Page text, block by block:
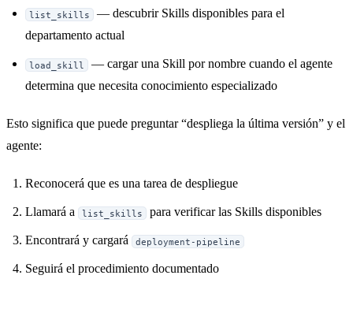
list_skills
— descubrir Skills disponibles para el
departamento actual
load_skill
— cargar una Skill por nombre cuando el agente
determina que necesita conocimiento especializado
Esto significa que puede preguntar “despliega la última versión” y el
agente:
Reconocerá que es una tarea de despliegue
Llamará a list_skills para verificar las Skills disponibles
Encontrará y cargará deployment-pipeline
Seguirá el procedimiento documentado